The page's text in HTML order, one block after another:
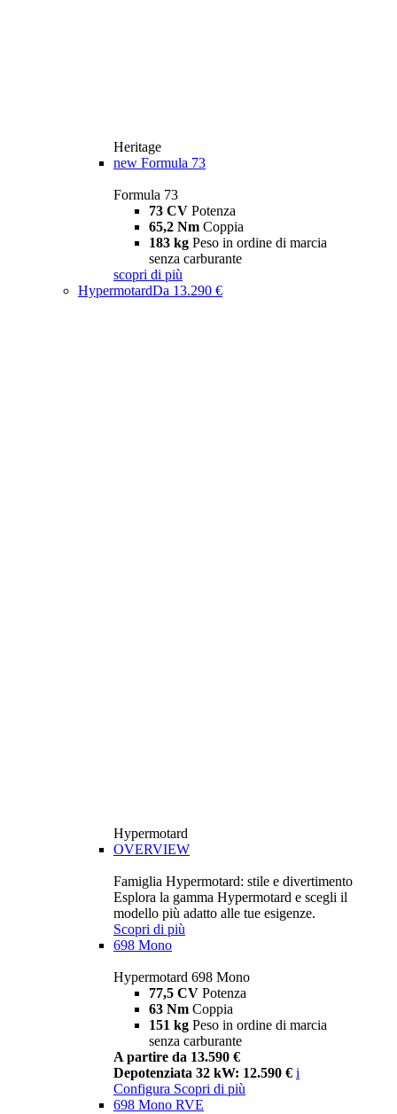
Heritage
new Formula 73
Formula 73
73 CV Potenza
65,2 Nm Coppia
183 kg Peso in ordine di marcia
senza carburante
scopri di più
HypermotardDa 13.290 €
Hypermotard
OVERVIEW
Famiglia Hypermotard: stile e divertimento
Esplora la gamma Hypermotard e scegli il
modello più adatto alle tue esigenze.
Scopri di più
698 Mono
Hypermotard 698 Mono
77,5 CV Potenza
63 Nm Coppia
151 kg Peso in ordine di marcia
senza carburante
A partire da 13.590 €
Depotenziata 32 kW: 12.590 € i
Configura Scopri di più
698 Mono RVE